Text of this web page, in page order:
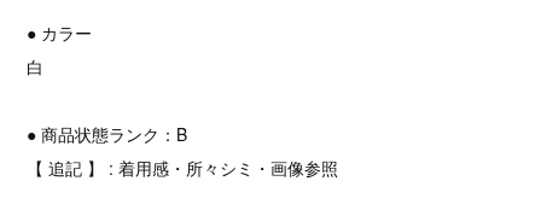
● カラー
白
● 商品状態ランク：B
【 追記 】 : 着用感・所々シミ・画像参照